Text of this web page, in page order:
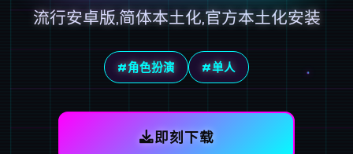
流行安卓版,简体本土化,官方本土化安装
#角色扮演 #单人
即刻下载